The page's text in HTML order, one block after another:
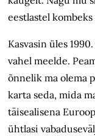
eestlastel kombeks
Kasvasin üles
vahel meelde.
õnnelik ma olema
karta seda, mida
täisealisena
ühtlasi